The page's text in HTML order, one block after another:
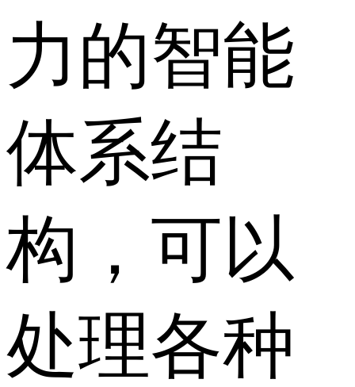
力的智能
体系结
构，可以
处理各种